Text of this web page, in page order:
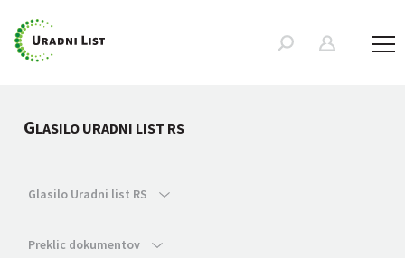
GLASILO URADNI LIST RS
Glasilo Uradni list RS
Preklic dokumentov